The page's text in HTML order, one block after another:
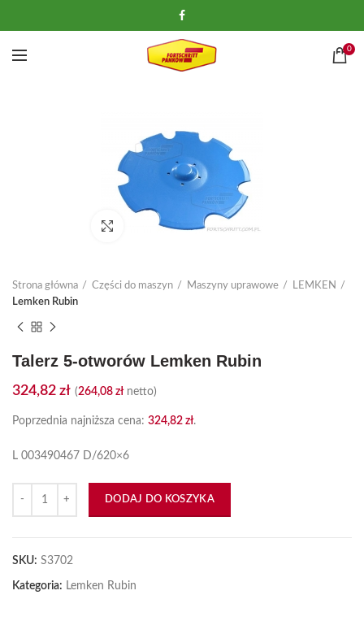
0
Kliknij, aby powiększyć
Strona główna Części do maszyn Maszyny uprawowe
LEMKEN
Lemken Rubin
Talerz 5-otworów Lemken Rubin
324,82 zł (264,08 złnetto)
Poprzednia najniższa cena: 324,82 zł.
L 003490467 D/620×6
DODAJ DO KOSZYKA
SKU: S3702
Kategoria: Lemken Rubin